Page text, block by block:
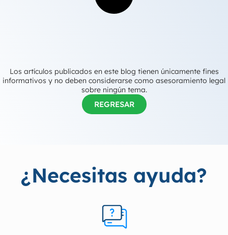
Los artículos publicados en este blog tienen únicamente fines
informativos y no deben considerarse como asesoramiento legal
sobre ningún tema.
REGRESAR
¿Necesitas ayuda?